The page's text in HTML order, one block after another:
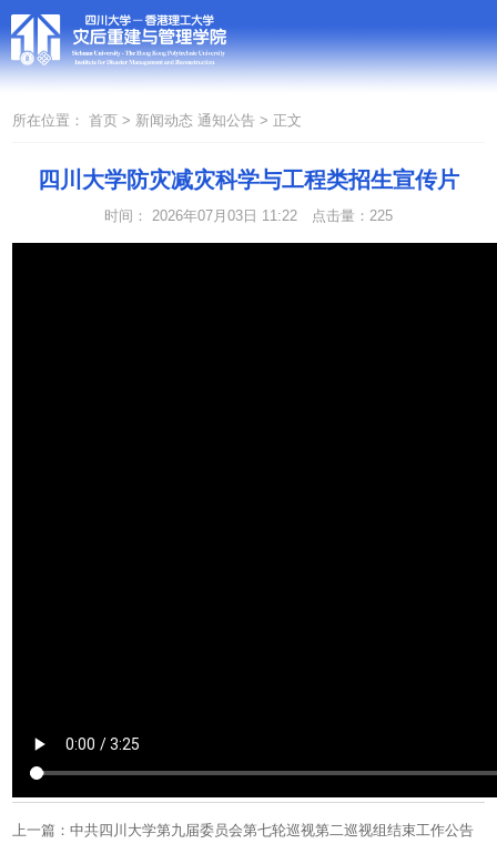
所在位置： 首页 > 新闻动态通知公告 > 正文
四川大学防灾减灾科学与工程类招生宣传片
时间： 2026年07月03日 11:22 点击量： 225
上一篇：中共四川大学第九届委员会第七轮巡视第二巡视组结束工作公告